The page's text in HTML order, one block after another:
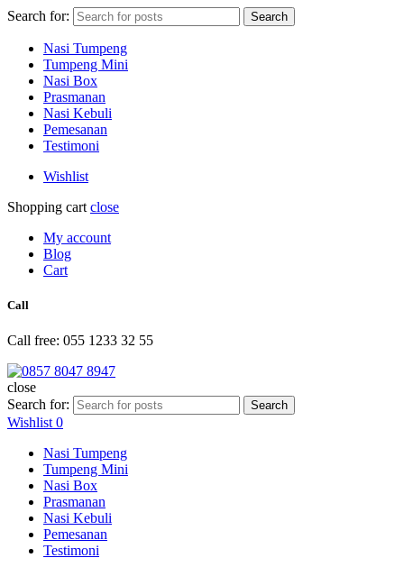
Search for: Search
Nasi Tumpeng
Tumpeng Mini
Nasi Box
Prasmanan
Nasi Kebuli
Pemesanan
Testimoni
Wishlist
Shopping cart close
My account
Blog
Cart
Call
Call free: 055 1233 32 55
close
Search for:
Search
Wishlist 0
Nasi Tumpeng
Tumpeng Mini
Nasi Box
Prasmanan
Nasi Kebuli
Pemesanan
Testimoni